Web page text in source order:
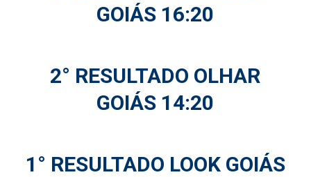
GOIÁS 16:20
2° RESULTADO OLHAR
GOIÁS 14:20
1° RESULTADO LOOK GOIÁS